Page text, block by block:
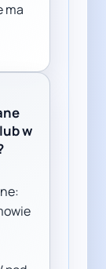
ma
w